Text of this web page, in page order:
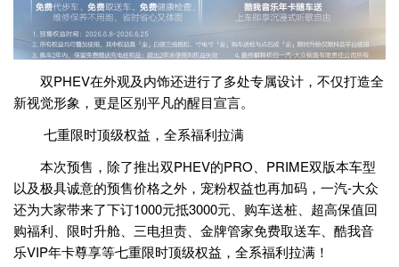
双PHEV在外观及内饰还进行了多处专属设计，不仅打造全
新视觉形象，更是区别平凡的醒目宣言。
七重限时顶级权益，全系福利拉满
本次预售，除了推出双PHEV的PRO、PRIME双版本车型
以及极具诚意的预售价格之外，宠粉权益也再加码，一汽-大众
还为大家带来了下订1000元抵3000元、购车送桩、超高保值回
购福利、限时升舱、三电担责、金牌管家免费取送车、酷我音
乐VIP年卡尊享等七重限时顶级权益，全系福利拉满！